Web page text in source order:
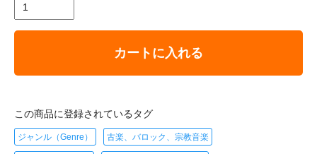
カートに入れる
この商品に登録されているタグ
ジャンル（Genre） 古楽、バロック、宗教音楽